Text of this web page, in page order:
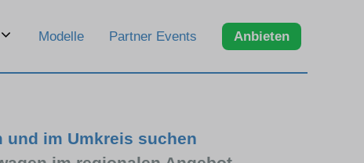
Modelle Partner Events Anbieten
und im Umkreis suchen